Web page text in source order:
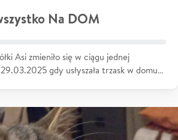
Na DOM
Asi zmieniło się w ciągu jednej
gdy usłyszała trzask w domu…